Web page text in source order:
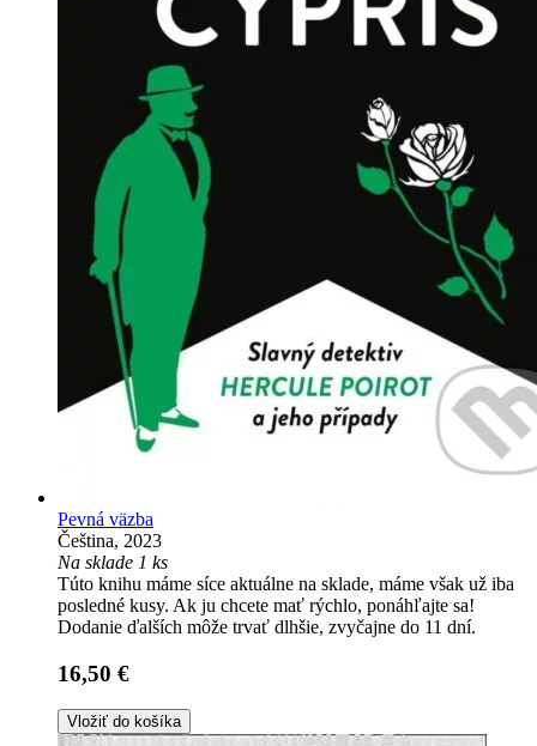
Pevná väzba
Čeština, 2023
Na sklade 1 ks
Túto knihu máme síce aktuálne na sklade, máme však už iba
posledné kusy. Ak ju chcete mať rýchlo, ponáhľajte sa!
Dodanie ďalších môže trvať dlhšie, zvyčajne do 11 dní.
16,50 €
Vložiť do košíka